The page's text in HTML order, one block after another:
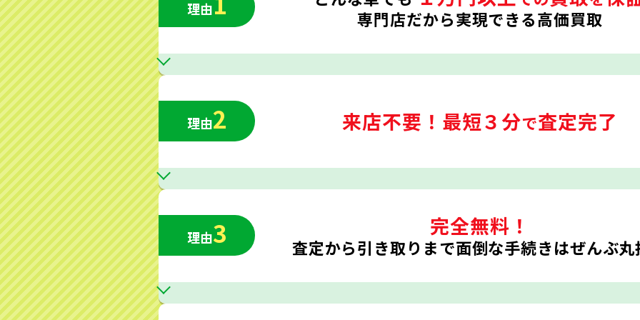
理由 専門店だから実現できる高価買取
理由2 来店不要！ 最短３分で査定完了
理由3 完全無料！
査定から引き取りまで面倒な手続きはぜんぶ